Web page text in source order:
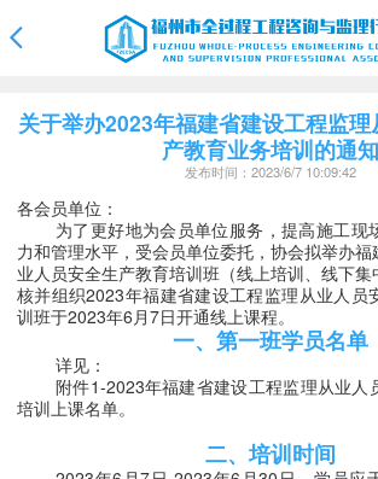
关于举办2023年福建省建设工程监
产教育业务培训的通知
发布时间：2023/6/7 10:09:42
各会员单位：
为了更好地为会员单位服务，提高施工现
力和管理水平，受会员单位委托，协会拟举办
业人员安全生产教育培训班（线上培训、线下集
核并组织2023年福建省建设工程监理从业人员
训班于2023年6月7日开通线上课程。
一、第一班学员名单
详见：
附件1-2023年福建省建设工程监理从业人
培训上课名单。
二、培训时间